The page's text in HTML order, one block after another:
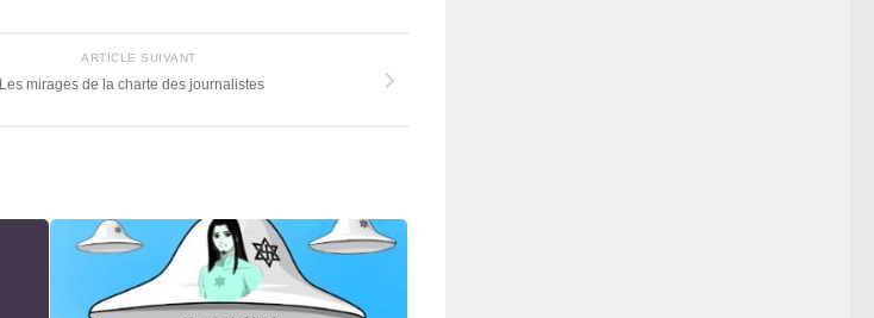
ARTICLE SUIVANT
Les mirages de la charte des journalistes